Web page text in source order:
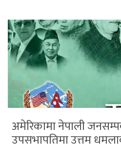
अमेरिकामा नेपाली
उपसभापतिमा उत्तम